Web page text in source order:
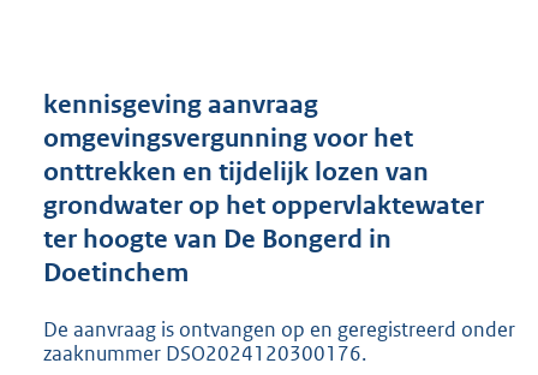
o
t
t
:
5
K
kennisgeving aanvraag
omgevingsvergunning voor het
onttrekken en tijdelijk lozen van
grondwater op het oppervlaktewater
ter hoogte van De Bongerd in
Doetinchem
De aanvraag is ontvangen op en geregistreerd onder
zaaknummer DSO2024120300176.